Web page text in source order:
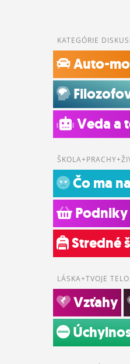
KATEGÓRIE
Auto-
Veda a
Čo ma
Podniky
Stredné
LÁSKA+TVOJE TELO:
Vzťahy